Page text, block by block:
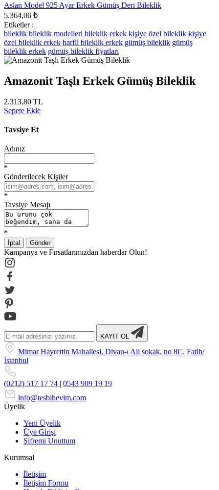
Aslan Model 925 Ayar Erkek Gümüş Deri Bileklik
5.364,06 ₺
Etiketler :
bileklik bileklik modelleri bileklik erkek kişiye özel bileklik kişiye
özel bileklik erkek harfli bileklik erkek gümüş bileklik gümüş
bileklik erkek gümüş bileklik fiyatları
Amazonit Taşlı Erkek Gümüş Bileklik
2.313,80 TL
Sepete Ekle
Tavsiye Et
Adınız
*
Gönderilecek Kişiler
*
Tavsiye Mesajı
*
İptal Gönder
Kampanya ve Fırsatlarımızdan haberdar Olun!
KAYIT OL
Mimar Hayrettin Mahallesi, Divan-ı Ali sokak, no 8C, Fatih/
İstanbul
(0212) 517 17 74 | 0543 909 19 19
info@tesbihevim.com
Üyelik
Yeni Üyelik
Üye Girişi
Şifremi Unuttum
Kurumsal
İletişim
İletişim Formu